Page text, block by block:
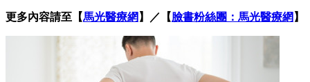
更多內容請至【馬光醫療網 】／【臉書粉絲團：馬光醫療網 】